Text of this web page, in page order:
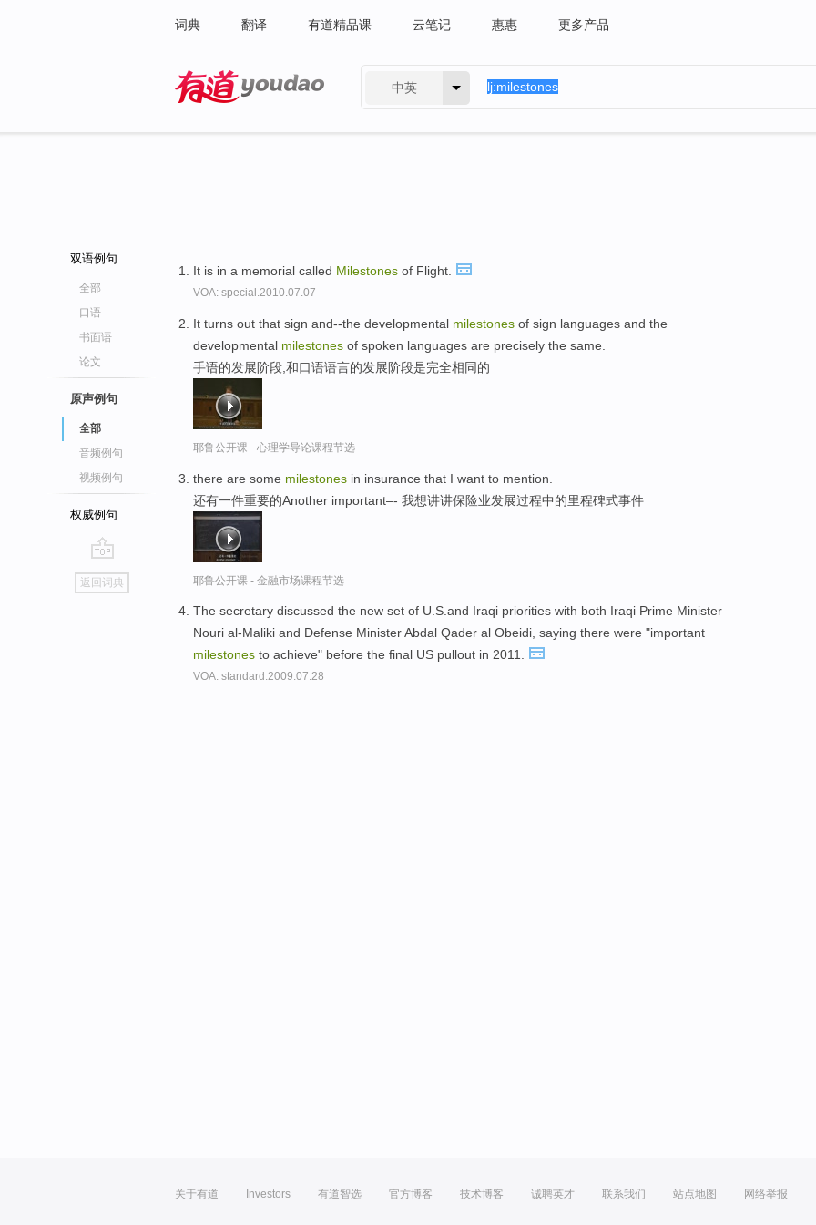
词典 翻译 有道精品课 云笔记 惠惠 更多产品
中英
双语例句
全部
口语
书面语
论文
原声例句
全部
音频例句
视频例句
权威例句
go
top
返回词典
It is in a memorial called Milestones of Flight.
VOA: special.2010.07.07
It turns out that sign and--the developmental milestones of sign languages and the
developmental milestones of spoken languages are precisely the same.
手语的发展阶段,和口语语言的发展阶段是完全相同的
耶鲁公开课 - 心理学导论课程节选
there are some milestones in insurance that I want to mention.
还有一件重要的Another important–- 我想讲讲保险业发展过程中的里程碑式事件
耶鲁公开课 - 金融市场课程节选
The secretary discussed the new set of U.S.and Iraqi priorities with both Iraqi Prime Minister
Nouri al-Maliki and Defense Minister Abdal Qader al Obeidi, saying there were "important
milestones to achieve" before the final US pullout in 2011.
VOA: standard.2009.07.28
关于有道 Investors 有道智选 官方博客 技术博客 诚聘英才 联系我们 站点地图 网络举报